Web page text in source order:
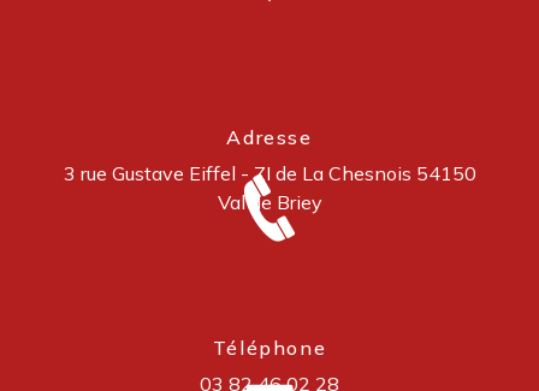
Adresse
3 rue Gustave Eiffel - ZI de La Chesnois 54150
Val de Briey
Téléphone
03 82 46 02 28